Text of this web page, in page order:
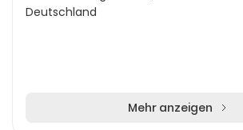
Deutschland
Mehr anzeigen